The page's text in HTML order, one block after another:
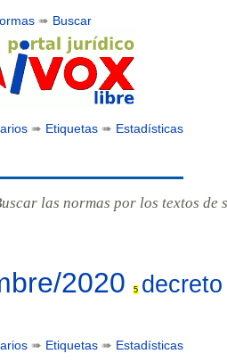
➠ Buscar
➠ Etiquetas➠ Estadísticas
las normas por los textos de
2020 5
➠ Etiquetas➠ Estadísticas